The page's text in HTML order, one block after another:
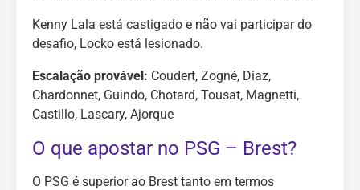
Kenny Lala está castigado e não vai participar do
desafio, Locko está lesionado.
Escalação provável: Coudert, Zogné, Diaz,
Chardonnet, Guindo, Chotard, Tousat, Magnetti,
Castillo, Lascary, Ajorque
O que apostar no PSG – Brest?
O PSG é superior ao Brest tanto em termos